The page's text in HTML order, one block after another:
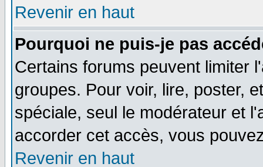
Revenir en haut
Pourquoi ne puis-je pas
Certains forums peuvent limiter
groupes. Pour voir, lire, poster,
spéciale, seul le modérateur et
accorder cet accès, vous
Revenir en haut